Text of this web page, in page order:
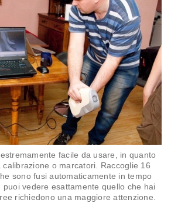
facile da usare, in quanto
o marcatori. Raccoglie 16
sono fusi automaticamente in tempo
puoi vedere esattamente quello che hai
richiedono una maggiore attenzione.​